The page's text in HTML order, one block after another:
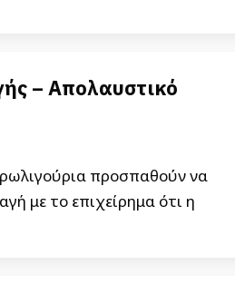
– Απολαυστικό
προσπαθούν να
με το επιχείρημα ότι η